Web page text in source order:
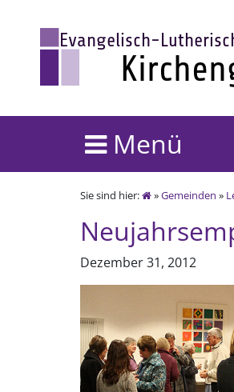
Menü
Sie sind hier: »Gemeinden »
Dezember 31, 2012